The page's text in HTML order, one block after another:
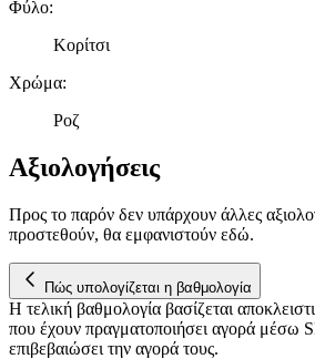
τοποθεσίας μας στους συνεργάτες μέσων
Φύλο:
Κορίτσι
Χρώμα:
Ροζ
Αξιολογήσεις
Προς το παρόν δεν υπάρχουν άλλες
προστεθούν, θα εμφανιστούν εδώ.
Πώς υπολογίζεται η βαθμολογία
Η τελική βαθμολογία βασίζεται
που έχουν πραγματοποιήσει αγορά μέσω
επιβεβαιώσει την αγορά τους.